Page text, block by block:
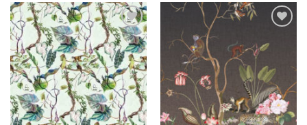
Toevoegen
aan
verlanglijst
aan
verlanglijst